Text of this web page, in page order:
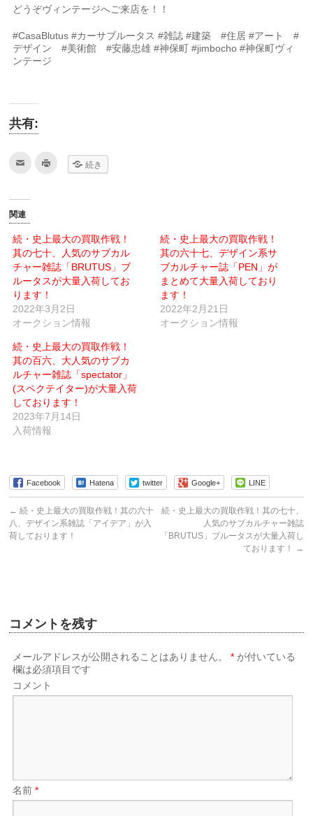
どうぞヴィンテージへご来店を！！
#CasaBlutus #カーサブルータス #雑誌 #建築 #住居 #アート #
デザイン #美術館 #安藤忠雄 #神保町 #jimbocho #神保町ヴィ
ンテージ
共有:
て
メ
ー
ル
送
信
(新
し
い
ウ
ィ
ン
ウ
で
開
き
ま
す)
し
い
ウ
ィ
ン
ド
ウ
開
き
ま
す)
続き
関連
続・史上最大の買取作戦！
其の七十、人気のサブカル
チャー雑誌「BRUTUS」ブ
ルータスが大量入荷してお
ります！
2022年3月2日
オークション情報
続・史上最大の買取作戦！
其の六十七、デザイン系サ
ブカルチャー誌「PEN」が
まとめて大量入荷しており
ます！
2022年2月21日
オークション情報
続・史上最大の買取作戦！
其の百六、大人気のサブカ
ルチャー雑誌「spectator」
(スペクテイター)が大量入荷
しております！
2023年7月14日
入荷情報
Facebook Hatena twitter Google+ LINE
← 続・史上最大の買取作戦！其の六十
八、デザイン系雑誌「アイデア」が入
荷しております！
続・史上最大の買取作戦！其の七十、
人気のサブカルチャー雑誌
「BRUTUS」ブルータスが大量入荷し
ております！
→
コメントを残す
メールアドレスが公開されることはありません。 * が付いている
欄は必須項目です
コメント
名前*